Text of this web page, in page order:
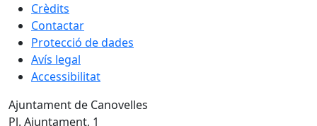
Crèdits
Contactar
Protecció de dades
Avís legal
Accessibilitat
Ajuntament de Canovelles
Pl. Ajuntament, 1